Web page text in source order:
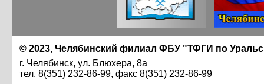
© 2023, Челябинский филиал ФБУ "ТФГИ по
г. Челябинск, ул. Блюхера, 8а
тел. 8(351) 232-86-99, факс 8(351) 232-86-99